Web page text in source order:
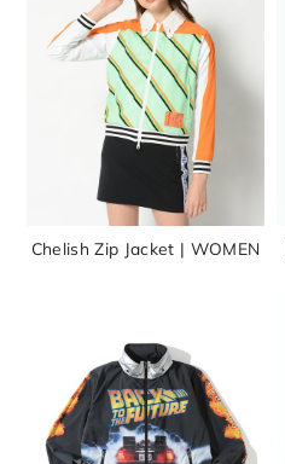
Chelish Zip Jacket | WOMEN